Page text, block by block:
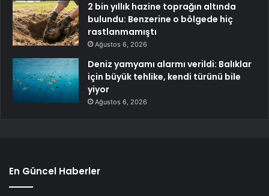
2 bin yıllık hazine toprağın altında
bulundu: Benzerine o bölgede hiç
rastlanmamıştı
Ağustos 6, 2026
Deniz yamyamı alarmı verildi: Balıklar
için büyük tehlike, kendi türünü bile
yiyor
Ağustos 6, 2026
En Güncel Haberler